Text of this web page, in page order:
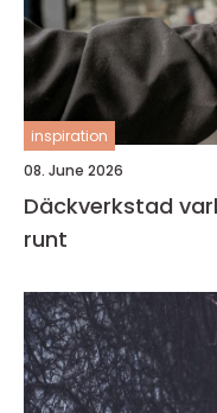
inspiration
08. June 2026
Däckverkstad
runt